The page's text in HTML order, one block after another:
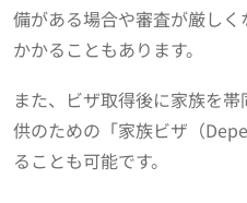
備がある場合や審査が厳し
かかることもあります。
また、ビザ取得後に家族を
供のための「家族ビザ（
ることも可能です。